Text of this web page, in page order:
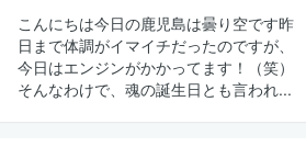
こんにちは今日の鹿児島は曇り空です昨
日まで体調がイマイチだったのですが、
今日はエンジンがかかってます！（笑）
そんなわけで、魂の誕生日とも言われ...